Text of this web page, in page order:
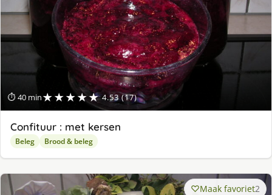
⏱ 40 min★★★★★ 4.53 (17)
Confituur : met kersen
Beleg Brood & beleg
Maak favoriet2